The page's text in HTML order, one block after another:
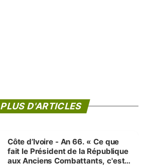
PLUS D'ARTICLES
Côte d’Ivoire - An 66. « Ce que
fait le Président de la République
aux Anciens Combattants, c'est